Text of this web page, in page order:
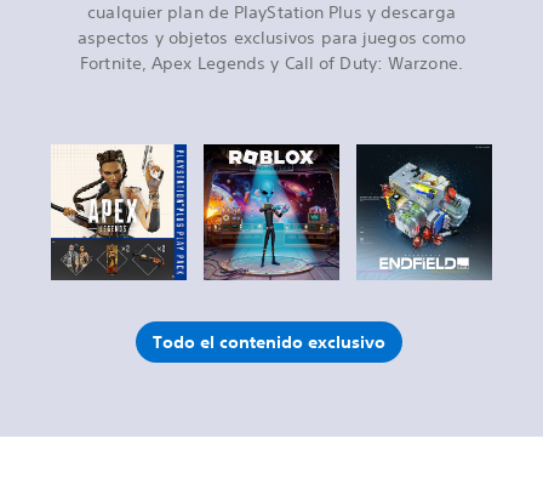
cualquier plan de PlayStation Plus y descarga
aspectos y objetos exclusivos para juegos como
Fortnite, Apex Legends y Call of Duty: Warzone.
Todo el contenido exclusivo